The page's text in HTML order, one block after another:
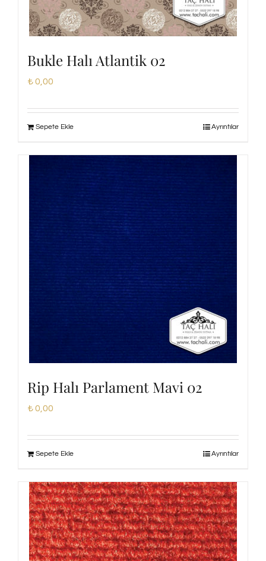
Bukle Halı Atlantik 02
₺0,00
Sepete Ekle Ayrıntılar
Rip Halı Parlament Mavi 02
₺0,00
Sepete Ekle Ayrıntılar